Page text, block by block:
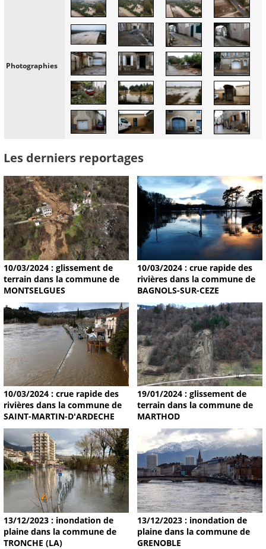
Photographies
Les derniers reportages
10/03/2024 : glissement de
terrain dans la commune de
MONTSELGUES
10/03/2024 : crue rapide des
rivières dans la commune de
BAGNOLS-SUR-CEZE
10/03/2024 : crue rapide des
rivières dans la commune de
SAINT-MARTIN-D'ARDECHE
19/01/2024 : glissement de
terrain dans la commune de
MARTHOD
13/12/2023 : inondation de
plaine dans la commune de
TRONCHE (LA)
13/12/2023 : inondation de
plaine dans la commune de
GRENOBLE